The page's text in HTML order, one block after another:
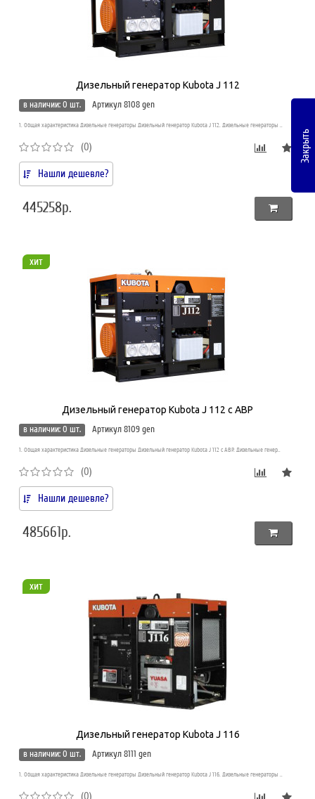
Дизельный генератор Kubota J 112
в наличии: 0 шт.
Артикул 8108 gen
1. Общая характеристика Дизельные генераторы Дизельный генератор Kubota J 112. Дизельные генераторы ..
(0)
Нашли дешевле?
445258р.
хит
Дизельный генератор Kubota J 112 с АВР
в наличии: 0 шт.
Артикул 8109 gen
1. Общая характеристика Дизельные генераторы Дизельный генератор Kubota J 112 с АВР. Дизельные генер..
(0)
Нашли дешевле?
485661р.
хит
Дизельный генератор Kubota J 116
в наличии: 0 шт.
Артикул 8111 gen
1. Общая характеристика Дизельные генераторы Дизельный генератор Kubota J 116. Дизельные генераторы ..
(0)
Закрыть